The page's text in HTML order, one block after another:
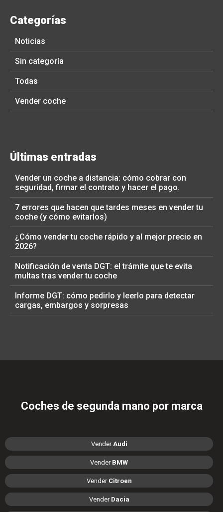
Categorías
Noticias
Sin categoría
Todas
Vender coche
Últimas entradas
Vender un coche a distancia: cómo cobrar con
seguridad, firmar el contrato y hacer el pago.
7 errores que hacen que tardes meses en vender tu
coche (y cómo evitarlos)
¿Cómo vender tu coche rápido y al mejor precio en
2026?
Notificación de venta DGT: el trámite que te evita
multas tras vender tu coche
Informe DGT: cómo pedirlo y leerlo para detectar
cargas, embargos y sorpresas
Coches de segunda mano por marca
Vender Audi
Vender BMW
Vender Citroen
Vender Dacia